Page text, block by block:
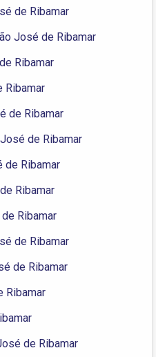
de Ribamar
José de Ribamar
Ribamar
Ribamar
de Ribamar
de Ribamar
de Ribamar
Ribamar
Ribamar
de Ribamar
de Ribamar
Ribamar
de Ribamar